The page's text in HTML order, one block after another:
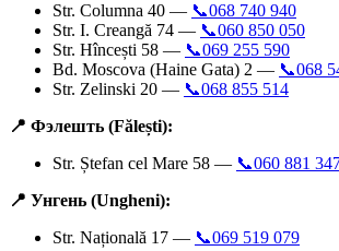
Str. Columna 40 — 📞068 740 940
Str. I. Creangă 74 — 📞060 850 050
Str. Hîncești 58 — 📞069 255 590
Bd. Moscova (Haine Gata) 2 — 📞068
Str. Zelinski 20 — 📞068 855 514
📍 Фэлешть (Fălești):
Str. Ștefan cel Mare 58 — 📞060 881
📍 Унгень (Ungheni):
Str. Națională 17 — 📞069 519 079